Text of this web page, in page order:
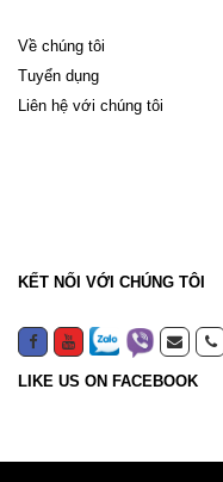
Về chúng tôi
Tuyển dụng
Liên hệ với chúng tôi
KẾT NỐI VỚI CHÚNG TÔI
LIKE US ON FACEBOOK